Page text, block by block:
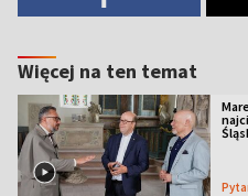
Więcej na ten temat